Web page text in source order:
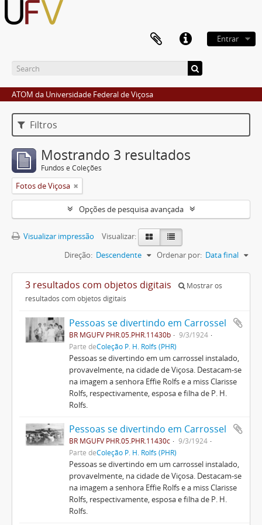
Entrar
ATOM da Universidade Federal de Viçosa
Filtros
Mostrando 3 resultados
Fundos e Coleções
Fotos de Viçosa
Opções de pesquisa avançada
Visualizar impressão
Visualizar:
Ordenar por: Data final
Direção: Descendente
3 resultados com objetos digitais
Mostrar os
resultados com objetos digitais
Pessoas se divertindo em Carrossel
BR MGUFV PHR.05.PHR.11430b
9/3/1924
Parte deColeção P. H. Rolfs (PHR)
Pessoas se divertindo em um carrossel instalado,
provavelmente, na cidade de Viçosa. Destacam-se
na imagem a senhora Effie Rolfs e a miss Clarisse
Rolfs, respectivamente, esposa e filha de P. H.
Rolfs.
Pessoas se divertindo em Carrossel
BR MGUFV PHR.05.PHR.11430c
9/3/1924
Parte deColeção P. H. Rolfs (PHR)
Pessoas se divertindo em um carrossel instalado,
provavelmente, na cidade de Viçosa. Destacam-se
na imagem a senhora Effie Rolfs e a miss Clarisse
Rolfs, respectivamente, esposa e filha de P. H.
Rolfs.